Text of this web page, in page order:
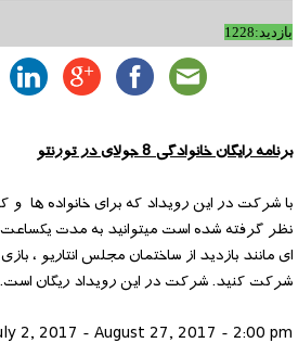
بازدید:1228
برنامه رایگان خانوادگی 8 جولای در تورنتو
نظر گرفته شده است میتوانید به مدت
ای مانند بازدید از ساختمان مجلس انتاریو ،
شرکت کنید. شرکت در این رویداد ریگان است.
2, 2017 - August 27, 2017 - 2:00 pm